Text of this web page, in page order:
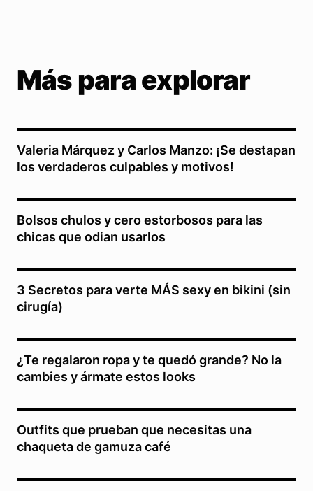
Más para explorar
Valeria Márquez y Carlos Manzo: ¡Se destapan
los verdaderos culpables y motivos!
Bolsos chulos y cero estorbosos para las
chicas que odian usarlos
3 Secretos para verte MÁS sexy en bikini (sin
cirugía)
¿Te regalaron ropa y te quedó grande? No la
cambies y ármate estos looks
Outfits que prueban que necesitas una
chaqueta de gamuza café